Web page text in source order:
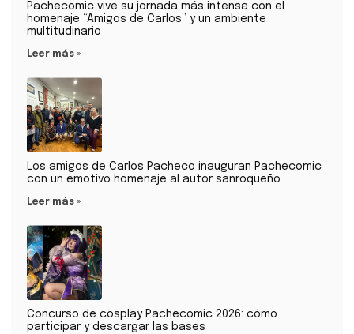
Pachecomic vive su jornada más intensa con el
homenaje “Amigos de Carlos” y un ambiente
multitudinario
Leer más »
Los amigos de Carlos Pacheco inauguran Pachecomic
con un emotivo homenaje al autor sanroqueño
Leer más »
Concurso de cosplay Pachecomic 2026: cómo
participar y descargar las bases